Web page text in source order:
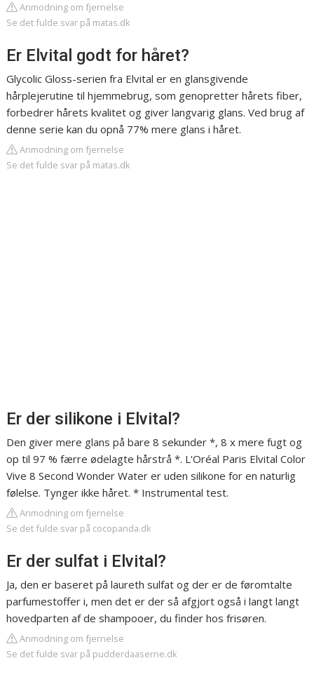
Anmodning om fjernelse
Se det fulde svar på matas.dk
Er Elvital godt for håret?
Glycolic Gloss-serien fra Elvital er en glansgivende
hårplejerutine til hjemmebrug, som genopretter hårets fiber,
forbedrer hårets kvalitet og giver langvarig glans. Ved brug af
denne serie kan du opnå 77% mere glans i håret.
Anmodning om fjernelse
Se det fulde svar på matas.dk
Er der silikone i Elvital?
Den giver mere glans på bare 8 sekunder *, 8 x mere fugt og
op til 97 % færre ødelagte hårstrå *. L'Oréal Paris Elvital Color
Vive 8 Second Wonder Water er uden silikone for en naturlig
følelse. Tynger ikke håret. * Instrumental test.
Anmodning om fjernelse
Se det fulde svar på cocopanda.dk
Er der sulfat i Elvital?
Ja, den er baseret på laureth sulfat og der er de føromtalte
parfumestoffer i, men det er der så afgjort også i langt langt
hovedparten af de shampooer, du finder hos frisøren.
Anmodning om fjernelse
Se det fulde svar på pudderdaaserne.dk